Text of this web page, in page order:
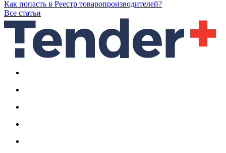
Как попасть в Реестр товаропроизводителей?
Все статьи